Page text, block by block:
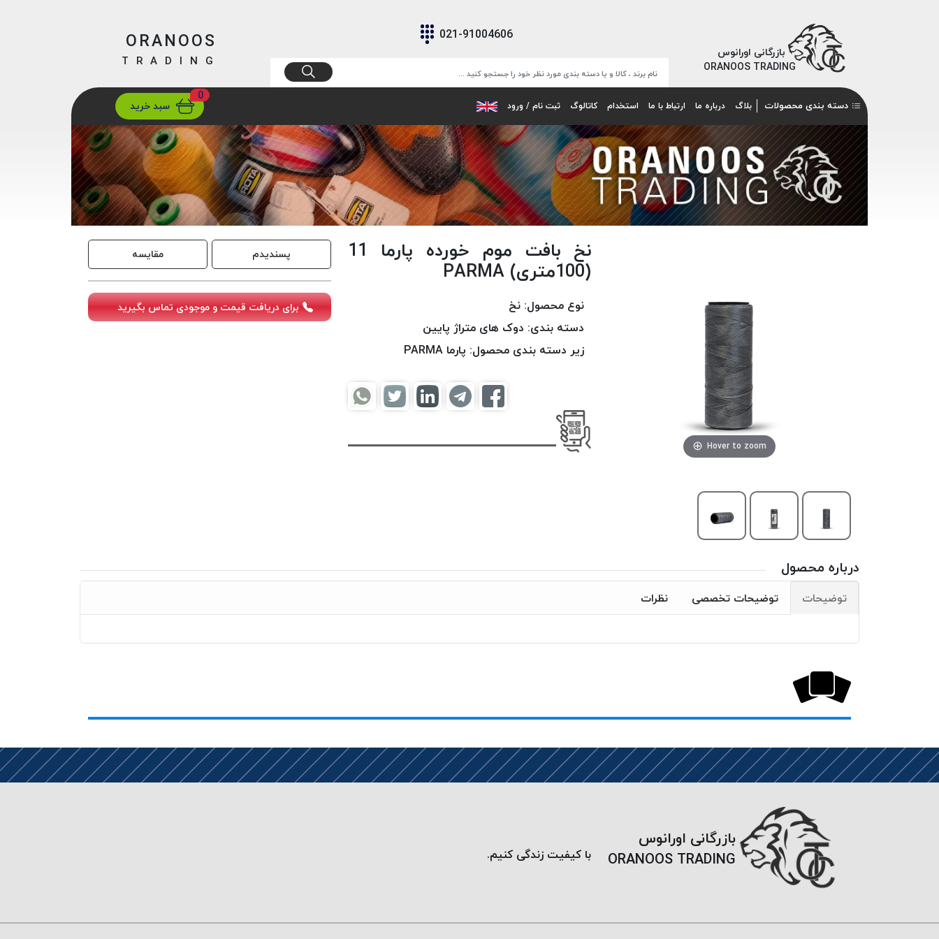
بازرگانی اورانوس
ORANOOS TRADING
021-91004606
ارسالتهران/ تهران
ORANOOS
TRADING
دسته بندی محصولات بلاگ درباره ما ارتباط با ما استخدام کاتالوگ ثبت نام / ورود
0
سبد خرید
Hover to zoom
نخ بافت موم خورده پارما 11
(100متری) PARMA
نوع محصول: نخ
دسته بندی: دوک های متراژ پایین
زیر دسته بندی محصول: پارما PARMA
پسندیدم مقایسه
برای دریافت قیمت و موجودی تماس بگیرید
درباره محصول
توضیحات توضیحات تخصصی نظرات
بازرگانی اورانوس
ORANOOS TRADING
با کیفیت زندگی کنیم.